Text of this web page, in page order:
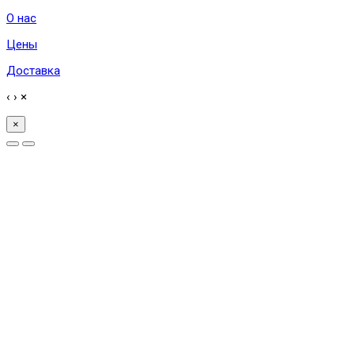
О нас
Цены
Доставка
‹ › ×
×